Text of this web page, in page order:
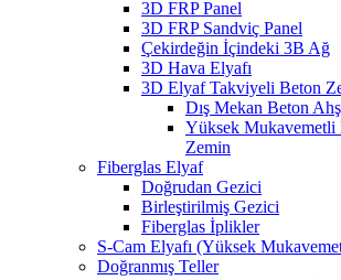
3D FRP Panel
3D FRP Sandviç Panel
Çekirdeğin İçindeki 3B Ağ
3D Hava Elyafı
3D Elyaf Takviyeli Beton
Dış Mekan Beton
Yüksek Mukavemetli
Zemin
Fiberglas Elyaf
Doğrudan Gezici
Birleştirilmiş Gezici
Fiberglas İplikler
S-Cam Elyafı (Yüksek
Doğranmış Teller